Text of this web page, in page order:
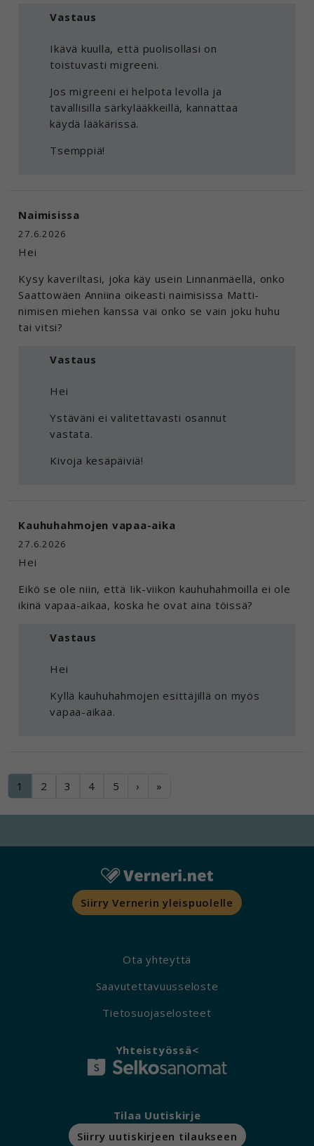
Vastaus
Ikävä kuulla, että puolisollasi on
toistuvasti migreeni.
Jos migreeni ei helpota levolla ja
tavallisilla särkylääkkeillä, kannattaa
käydä lääkärissä.
Tsemppiä!
Naimisissa
27.6.2026
Hei
Kysy kaveriltasi, joka käy usein Linnanmäellä, onko
Saattowäen Anniina oikeasti naimisissa Matti-
nimisen miehen kanssa vai onko se vain joku huhu
tai vitsi?
Vastaus
Hei
Ystäväni ei valitettavasti osannut
vastata.
Kivoja kesäpäiviä!
Kauhuhahmojen vapaa-aika
27.6.2026
Hei
Eikö se ole niin, että Iik-viikon kauhuhahmoilla ei ole
ikinä vapaa-aikaa, koska he ovat aina töissä?
Vastaus
Hei
Kyllä kauhuhahmojen esittäjillä on myös
vapaa-aikaa.
1 2 3 4 5 › »
Siirry Vernerin yleispuolelle
Ota yhteyttä
Saavutettavuusseloste
Tietosuojaselosteet
Yhteistyössä<
Tilaa Uutiskirje
Siirry uutiskirjeen tilaukseen